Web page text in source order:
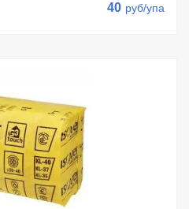
40 руб/упа